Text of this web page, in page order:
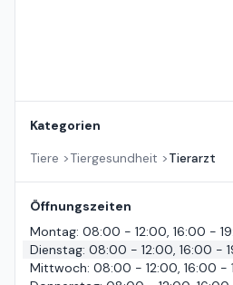
Kategorien
Tiere >Tiergesundheit >Tierarzt
Öffnungszeiten
Montag: 08:00 - 12:00, 16:00 -
Dienstag: 08:00 - 12:00, 16:00 -
Mittwoch: 08:00 - 12:00, 16:00 -